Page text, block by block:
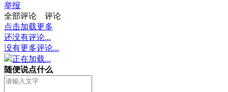
举报
全部评论
评论
点击加载更多
还没有评论...
没有更多评论...
正在加载...
随便说点什么